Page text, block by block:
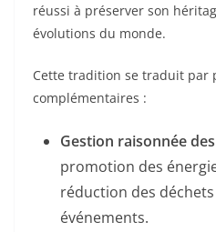
réussi à préserver son
évolutions du monde.
Cette tradition se traduit par
complémentaires :
Gestion raisonnée
promotion des
réduction des
événements.